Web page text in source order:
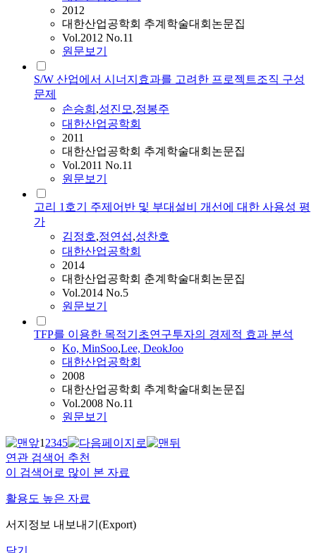
2012
대한산업공학회 추계학술대회논문집
Vol.2012 No.11
원문보기
S/W 산업에서 시너지효과를 고려한 프로젝트조직 구성
문제
손승희 ,성진모,정봉주
대한산업공학회
2011
대한산업공학회 추계학술대회논문집
Vol.2011 No.11
원문보기
고리 1호기 주제어반 및 부대설비 개선에 대한 사용성 평
가
김정호,정연섭,성찬호
대한산업공학회
2014
대한산업공학회 춘계학술대회논문집
Vol.2014 No.5
원문보기
TFP를 이용한 목적기초연구투자의 경제적 효과 분석
Ko, MinSoo,Lee, DeokJoo
대한산업공학회
2008
대한산업공학회 추계학술대회논문집
Vol.2008 No.11
원문보기
12345
연관 검색어 추천
이 검색어로 많이 본 자료
활용도 높은 자료
서지정보 내보내기(Export)